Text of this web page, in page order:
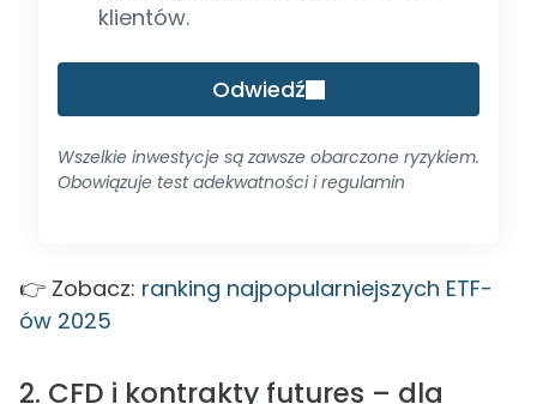
klientów.
Odwiedź
Wszelkie inwestycje są zawsze obarczone ryzykiem.
Obowiązuje test adekwatności i regulamin
👉 Zobacz: ranking najpopularniejszych ETF-
ów 2025
2. CFD i kontrakty futures – dla